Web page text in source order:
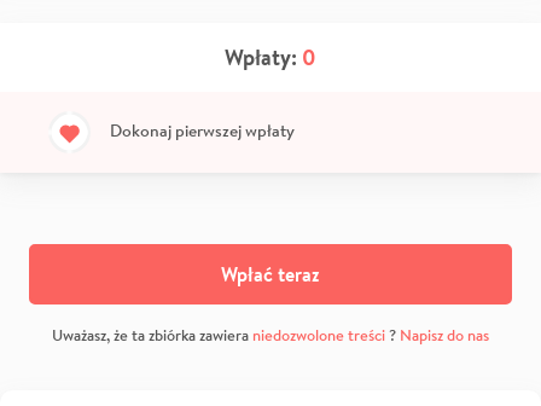
Wpłaty: 0
Dokonaj pierwszej wpłaty
Wpłać teraz
Uważasz, że ta zbiórka zawiera niedozwolone treści? Napisz do nas